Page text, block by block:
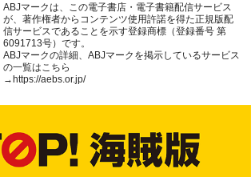
ABJマークは、この電子書店・電子書籍配信サービス
が、著作権者からコンテンツ使用許諾を得た正規版配
信サービスであることを示す登録商標（登録番号 第
6091713号）です。
ABJマークの詳細、ABJマークを掲示しているサービス
の一覧はこちら
→https://aebs.or.jp/